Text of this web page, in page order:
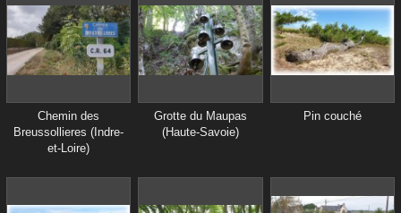
Chemin des
Breussollieres (Indre-
et-Loire)
Grotte du Maupas
(Haute-Savoie)
Pin couché